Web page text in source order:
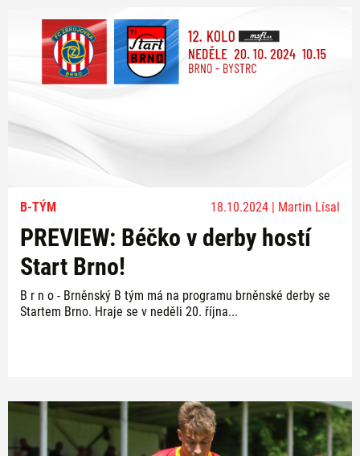
B-TÝM 18.10.2024 | Martin Lísal
PREVIEW: Béčko v derby hostí
Start Brno!
B r n o - Brněnský B tým má na programu brněnské derby se
Startem Brno. Hraje se v neděli 20. října...